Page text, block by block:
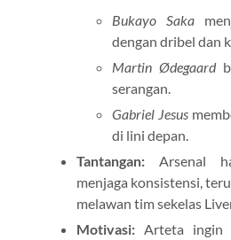
Bukayo Saka
dengan dribel dan
Martin Ødegaard
serangan.
Gabriel Jesus
di lini depan.
Tantangan:Arsenal
menjaga konsistensi,
melawan tim sekelas
Motivasi:Arteta ingin